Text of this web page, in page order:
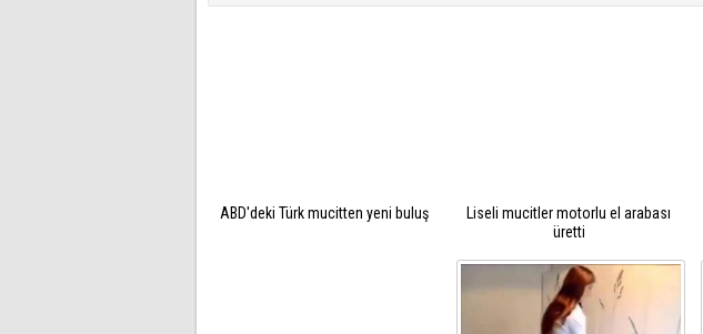
ABD'deki Türk mucitten yeni buluş
Liseli mucitler motorlu el arabası
üretti